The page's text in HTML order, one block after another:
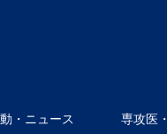
・ニュース 専攻医